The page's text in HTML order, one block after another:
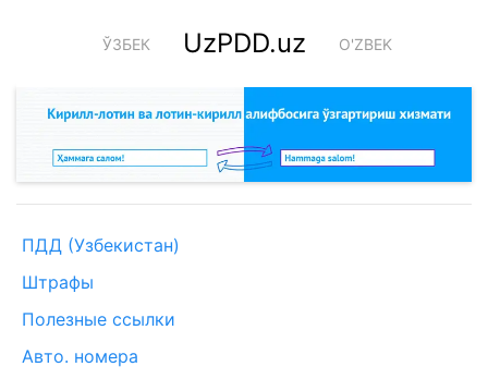
ЎЗБЕК UzPDD.uz O'ZBEK
ПДД (Узбекистан)
Штрафы
Полезные ссылки
Авто. номера